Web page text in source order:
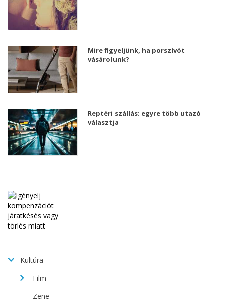
Mire figyeljünk, ha porszívót
vásárolunk?
Reptéri szállás: egyre több utazó
választja
Kultúra
Film
Zene